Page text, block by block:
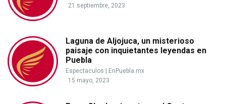
21 septiembre, 2023
Laguna de Aljojuca, un misterioso
paisaje con inquietantes leyendas en
Puebla
Espectaculos
EnPuebla.mx
15 mayo, 2023